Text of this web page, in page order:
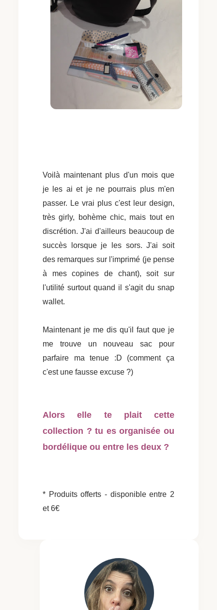
Voilà maintenant plus d'un mois que
je les ai et je ne pourrais plus m'en
passer. Le vrai plus c'est leur design,
très girly, bohème chic, mais tout en
discrétion. J'ai d'ailleurs beaucoup de
succès lorsque je les sors. J'ai soit
des remarques sur l'imprimé (je pense
à mes copines de chant), soit sur
l'utilité surtout quand il s'agit du snap
wallet.
Maintenant je me dis qu'il faut que je
me trouve un nouveau sac pour
parfaire ma tenue :D (comment ça
c'est une fausse excuse ?)
Alors elle te plait cette
collection ? tu es organisée ou
bordélique ou entre les deux ?
* Produits offerts - disponible entre 2
et 6€